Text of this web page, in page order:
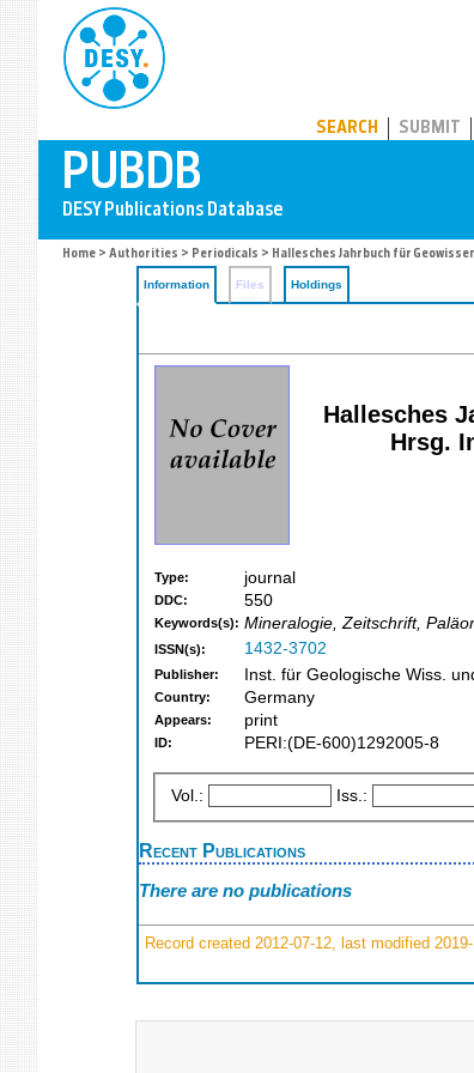
SEARCH SUBMIT
Home > Authorities > Periodicals > Hallesches Jahrbuch für
Information Files Holdings
Hallesches
Hrsg.
Type: journal
DDC: 550
Keywords(s): Mineralogie, Zeitschrift,
ISSN(s): 1432-3702
Publisher: Inst. für Geologische Wiss.
Country: Germany
Appears: print
ID: PERI:(DE-600)1292005-8
Vol.: Iss.:
Recent Publications
There are no publications
Record created 2012-07-12, last modified